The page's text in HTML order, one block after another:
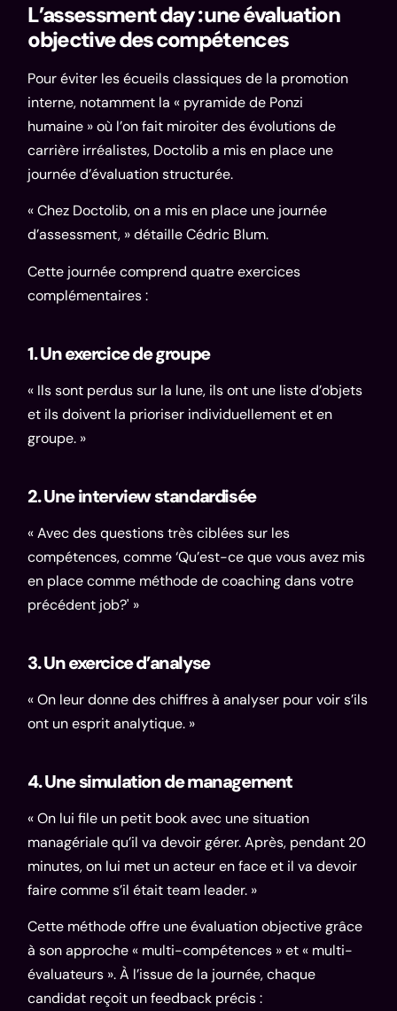
L’assessment day : une évaluation
objective des compétences
Pour éviter les écueils classiques de la promotion
interne, notamment la « pyramide de Ponzi
humaine » où l’on fait miroiter des évolutions de
carrière irréalistes, Doctolib a mis en place une
journée d’évaluation structurée.
« Chez Doctolib, on a mis en place une journée
d’assessment, » détaille Cédric Blum.
Cette journée comprend quatre exercices
complémentaires :
1. Un exercice de groupe
« Ils sont perdus sur la lune, ils ont une liste d’objets
et ils doivent la prioriser individuellement et en
groupe. »
2. Une interview standardisée
« Avec des questions très ciblées sur les
compétences, comme ‘Qu’est-ce que vous avez mis
en place comme méthode de coaching dans votre
précédent job?' »
3. Un exercice d’analyse
« On leur donne des chiffres à analyser pour voir s’ils
ont un esprit analytique. »
4. Une simulation de management
« On lui file un petit book avec une situation
managériale qu’il va devoir gérer. Après, pendant 20
minutes, on lui met un acteur en face et il va devoir
faire comme s’il était team leader. »
Cette méthode offre une évaluation objective grâce
à son approche « multi-compétences » et « multi-
évaluateurs ». À l’issue de la journée, chaque
candidat reçoit un feedback précis :